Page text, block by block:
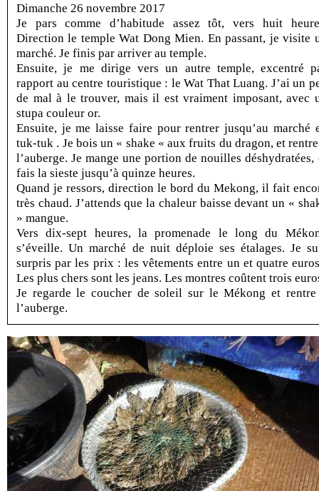
Dimanche 26 novembre 2017
Je pars comme d’habitude assez tôt, vers huit
Direction le temple Wat Dong Mien. En passant, je visite
marché. Je finis par arriver au temple.
Ensuite, je me dirige vers un autre temple, excentré
rapport au centre touristique : le Wat That Luang. J’ai un
de mal à le trouver, mais il est vraiment imposant, avec
stupa couleur or.
Ensuite, je me laisse faire pour rentrer jusqu’au marché
tuk-tuk . Je bois un « shake « aux fruits du dragon, et
l’auberge. Je mange une portion de nouilles déshydratées,
fais la sieste jusqu’à quinze heures.
Quand je ressors, direction le bord du Mekong, il fait
très chaud. J’attends que la chaleur baisse devant un «
» mangue.
Vers dix-sept heures, la promenade le long du
s’éveille. Un marché de nuit déploie ses étalages. Je
surpris par les prix : les vêtements entre un et quatre
Les plus chers sont les jeans. Les montres coûtent trois
Je regarde le coucher de soleil sur le Mékong et
l’auberge.